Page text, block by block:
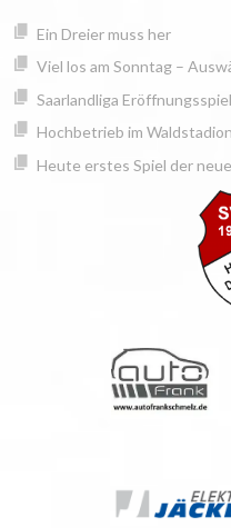
springen
zum
Inhalt
Ein Dreier muss her
Viel los am Sonntag –
Saarlandliga Eröffnungsspiel
Hochbetrieb im Waldstadion
Heute erstes Spiel der